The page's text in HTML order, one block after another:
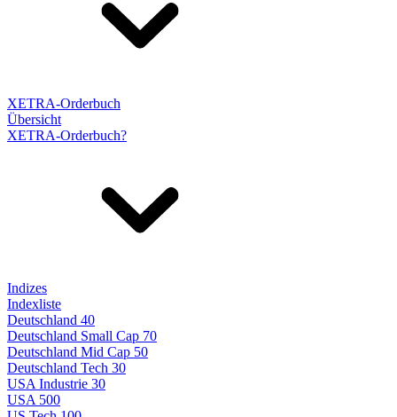
XETRA-Orderbuch
Übersicht
XETRA-Orderbuch?
Indizes
Indexliste
Deutschland 40
Deutschland Small Cap 70
Deutschland Mid Cap 50
Deutschland Tech 30
USA Industrie 30
USA 500